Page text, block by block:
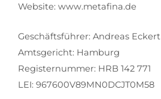
Website: www.metafina.de
Geschäftsführer: Andreas Eckert
Amtsgericht: Hamburg
Registernummer: HRB 142 771
LEI: 967600V89MN0DCJT0M58